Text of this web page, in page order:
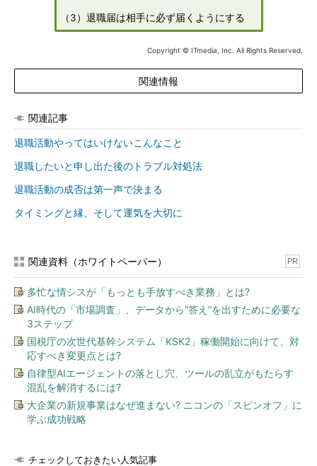
（3）退職届は相手に必ず届くようにする
Copyright © ITmedia, Inc. All Rights Reserved.
関連情報
関連記事
退職活動やってはいけないこんなこと
退職したいと申し出た後のトラブル対処法
退職活動の成否は第一声で決まる
タイミングと縁、そして運気を大切に
関連資料（ホワイトペーパー） PR
多忙な情シスが「もっとも手放すべき業務」とは?
AI時代の「市場調査」、データから“答え”を出すために必要な
3ステップ
国税庁の次世代基幹システム「KSK2」稼働開始に向けて、対
応すべき変更点とは?
自律型AIエージェントの落とし穴、ツールの乱立がもたらす
混乱を解消するには?
大企業の新規事業はなぜ進まない? ニコンの「スピンオフ」に
学ぶ成功戦略
チェックしておきたい人気記事